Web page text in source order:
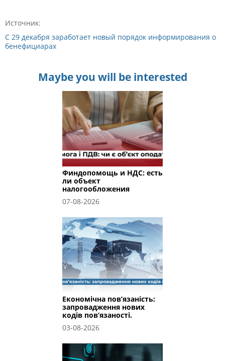
Источник:
С 29 декабря заработает новый порядок информирования о
бенефициарах
Maybe you will be interested
Финдопомощь и НДС: есть
ли объект
налогообложения
07-08-2026
Економічна пов’язаність:
запровадження нових
кодів пов’язаності.
03-08-2026